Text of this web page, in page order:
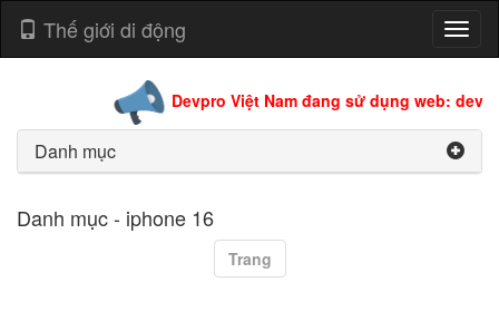
Thế giới di động
Devpro Việt Nam đang sử dụng web:
Danh mục
Danh mục - iphone 16
Trang